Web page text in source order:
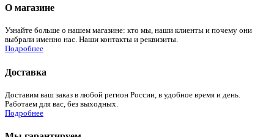
О магазине
Узнайте больше о нашем магазине: кто мы, наши клиенты и почему они
выбрали именно нас. Наши контакты и реквизиты.
Подробнее
Доставка
Доставим ваш заказ в любой регион России, в удобное время и день.
Работаем для вас, без выходных.
Подробнее